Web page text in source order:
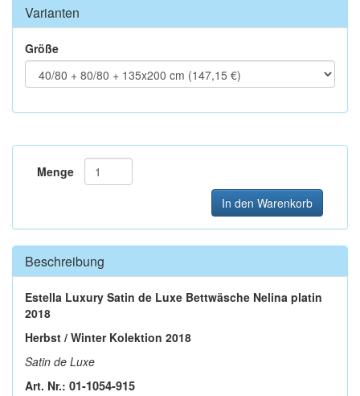
Varianten
Größe
Menge
In den Warenkorb
Beschreibung
Estella Luxury Satin de Luxe Bettwäsche Nelina platin
2018
Herbst / Winter Kolektion 2018
Satin de Luxe
Art. Nr.: 01-1054-915